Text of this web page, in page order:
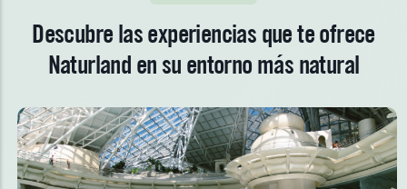
Descubre las experiencias que te ofrece
Naturland en su entorno más natural